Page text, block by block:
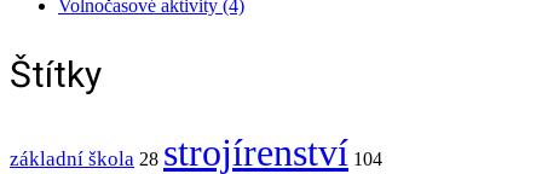
Volnočasové aktivity (4)
Štítky
základní škola 28 strojírenství 104